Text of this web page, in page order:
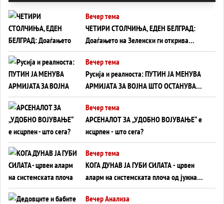
Вечер тема
ЧЕТИРИ СТОЛЧИЊА, ЕДЕН БЕЛГРАД:
Доаѓањето на Зеленски ги открива
тајните на политиката на балансирање
на Вучиќ
Вечер тема
Русија и реалноста: ПУТИН ЈА МЕНУВА
АРМИЈАТА ЗА ВОЈНА ШТО ОСТАНУВА
БЕЗ ФРОНТ
Вечер тема
АРСЕНАЛОТ ЗА „УДОБНО ВОЈУВАЊЕ“ е
исцрпен - што сега?
Вечер тема
КОГА ДУНАВ ЈА ГУБИ СИЛАТА - црвен
аларм на системската плоча од јужна
Германија до Црното Море...
Вечер Анализа